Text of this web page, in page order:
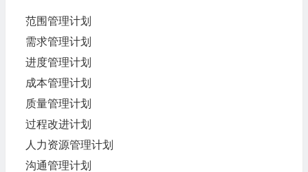
范围管理计划
需求管理计划
进度管理计划
成本管理计划
质量管理计划
过程改进计划
人力资源管理计划
沟通管理计划